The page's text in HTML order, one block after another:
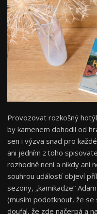
Provozovat rozkošný
by kamenem dohodil od
sen i výzva snad pro
ani jedním z toho
rozhodně není a nikdy ani
souhrou událostí objeví
sezony, „kamikadze“
(musím podotknout, že se
doufal, že zde načerpá a